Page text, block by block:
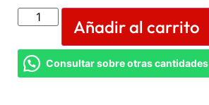
Añadir al carrito
Consultar sobre otras cantidades